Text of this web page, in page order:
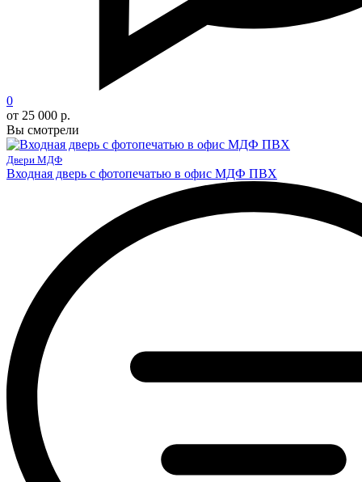
0
от 25 000 р.
Вы смотрели
Двери МДФ
Входная дверь с фотопечатью в офис МДФ ПВХ